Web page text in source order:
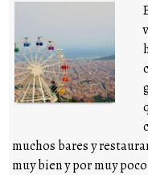
muchos bares y
muy bien y por muy